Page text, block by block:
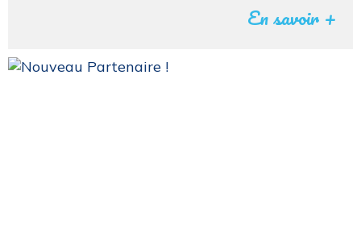
En savoir +